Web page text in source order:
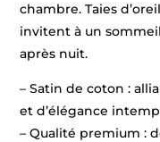
chambre. Taies
invitent à un
après nuit.
– Satin de coton :
et d’élégance
– Qualité premium :